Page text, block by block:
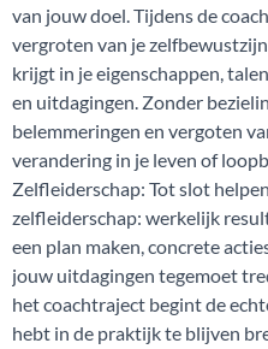
van jouw doel. Tijdens de
vergroten van je
krijgt in je eigenschappen,
en uitdagingen. Zonder
belemmeringen en vergoten
verandering in je leven of
Zelfleiderschap: Tot slot
zelfleiderschap: werkelijk
een plan maken, concrete
jouw uitdagingen tegemoet
het coachtraject begint de
hebt in de praktijk te blijven